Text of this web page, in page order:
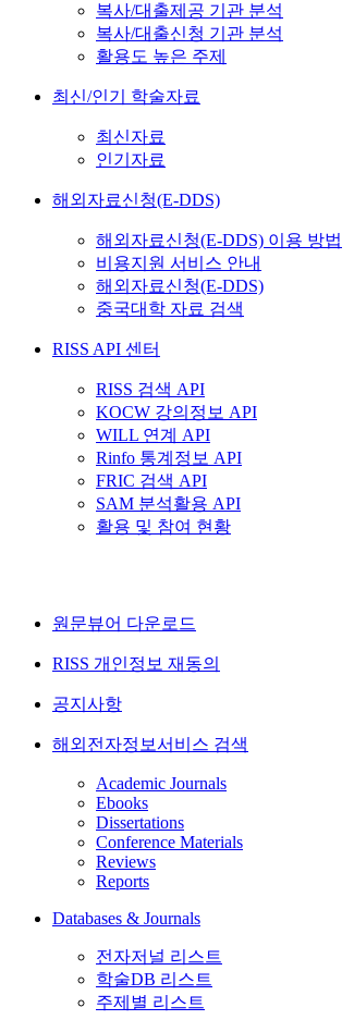
복사/대출제공 기관 분석
복사/대출신청 기관 분석
활용도 높은 주제
최신/인기 학술자료
최신자료
인기자료
해외자료신청(E-DDS)
해외자료신청(E-DDS) 이용 방법
비용지원 서비스 안내
해외자료신청(E-DDS)
중국대학 자료 검색
RISS API 센터
RISS 검색 API
KOCW 강의정보 API
WILL 연계 API
Rinfo 통계정보 API
FRIC 검색 API
SAM 분석활용 API
활용 및 참여 현황
원문뷰어 다운로드
RISS 개인정보 재동의
공지사항
해외전자정보서비스 검색
Academic Journals
Ebooks
Dissertations
Conference Materials
Reviews
Reports
Databases & Journals
전자저널 리스트
학술DB 리스트
주제별 리스트